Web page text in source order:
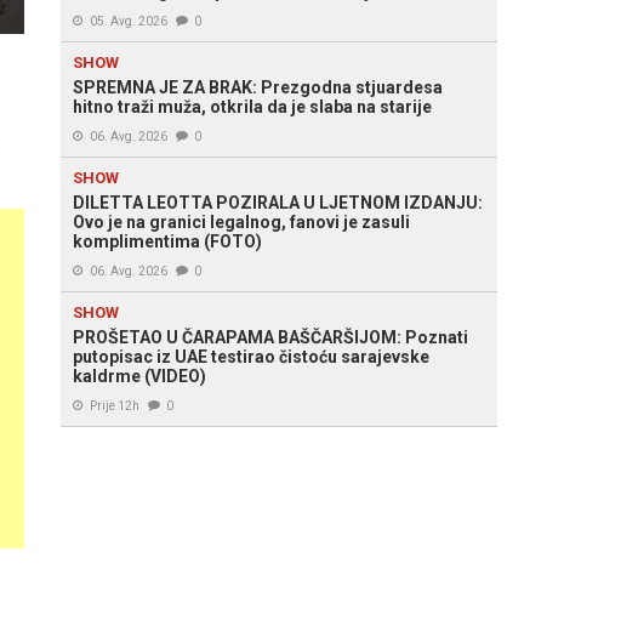
05. Avg. 2026 0
SHOW
SPREMNA JE ZA BRAK: Prezgodna stjuardesa
hitno traži muža, otkrila da je slaba na starije
06. Avg. 2026 0
SHOW
DILETTA LEOTTA POZIRALA U LJETNOM IZDANJU:
Ovo je na granici legalnog, fanovi je zasuli
komplimentima (FOTO)
06. Avg. 2026 0
SHOW
PROŠETAO U ČARAPAMA BAŠČARŠIJOM: Poznati
putopisac iz UAE testirao čistoću sarajevske
kaldrme (VIDEO)
Prije 12h 0